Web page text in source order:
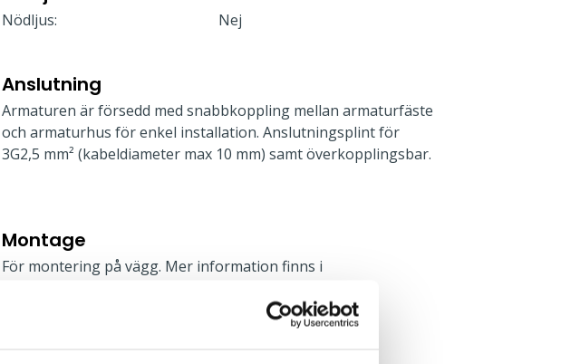
Nödljus: Nej
Anslutning
Armaturen är försedd med snabbkoppling mellan armaturfäste
och armaturhus för enkel installation. Anslutningsplint för
3G2,5 mm² (kabeldiameter max 10 mm) samt överkopplingsbar.
Montage
För montering på vägg. Mer information finns i
Typ av montage: Vägg